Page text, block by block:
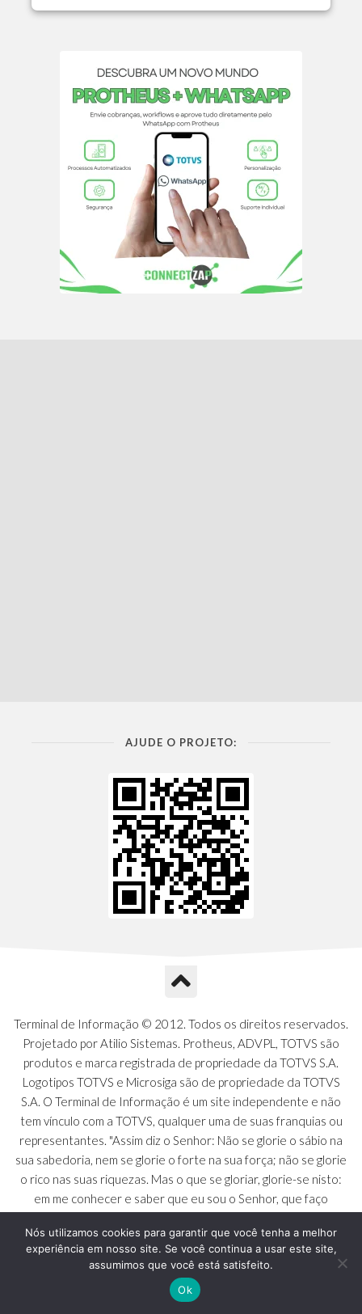
AJUDE O PROJETO:
Terminal de Informação © 2012. Todos os direitos reservados.
Projetado por Atilio Sistemas. Protheus, ADVPL, TOTVS são
produtos e marca registrada de propriedade da TOTVS S.A.
Logotipos TOTVS e Microsiga são de propriedade da TOTVS
S.A. O Terminal de Informação é um site independente e não
tem vínculo com a TOTVS, qualquer uma de suas franquias ou
representantes. "Assim diz o Senhor: Não se glorie o sábio na
sua sabedoria, nem se glorie o forte na sua força; não se glorie
o rico nas suas riquezas. Mas o que se gloriar, glorie-se nisto:
em me conhecer e saber que eu sou o Senhor, que faço
Nós utilizamos cookies para garantir que você tenha a melhor
experiência em nosso site. Se você continua a usar este site,
assumimos que você está satisfeito.
Ok